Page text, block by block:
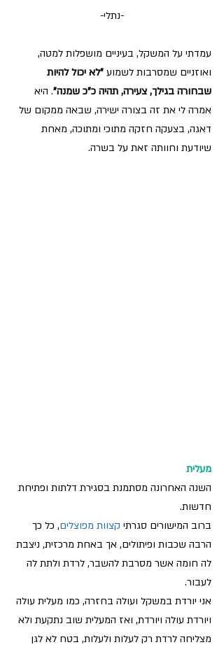
-נתלי-
עמדתי על המשקל, בעיניים מושפלות למטה,
ואוזניים שמסרבות לשמוע "לא יכול להיות
שבחורה בגילך, צעירה, תהיה כ"כ שמנה". היא
אמרה לי את זה בצורה ישירה, שבאה ממקום של
דאגה, בצעקה חזקה מתוכי ומתוכה, מאחת
שיודעת וחוותה זאת על בשרה.
מעלית
השנה האחרונה מסתמנת בסגירת דלתות ופתיחת
חדשות.
ברוב המישורים סגרתי קצוות מפוצלים, כל כך
הרבה שכבות ופיתולים, אך באחת מרכזית, ניצבת
לה חומה אשר מסרבת להשבר, לרדת ולתת לה
לעבור.
אני יורדת במשקל ועולה בחזרה, כמו מעלית עולה
ויורדת עולה ויורדת, ואז המעלית שוב נתקעת ולא
מצליחה לרדת רק לעלות ולעלות, בטח לא לגן